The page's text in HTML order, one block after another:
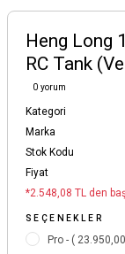
Heng Long
RC Tank
0 yorum
Kategori
Marka
Stok Kodu
Fiyat
*2.548,08 TL den
SEÇENEKLER
Pro - (